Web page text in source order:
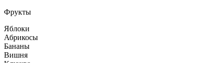
Фрукты
Яблоки
Абрикосы
Бананы
Вишня